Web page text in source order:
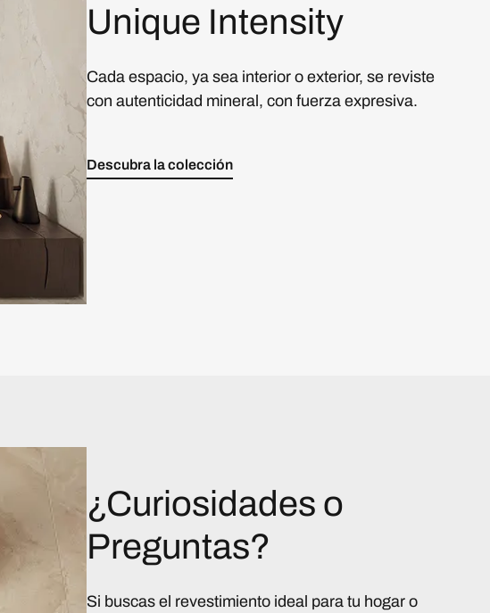
Unique Intensity
Cada espacio, ya sea interior o exterior, se reviste
con autenticidad mineral, con fuerza expresiva.
Descubra la colección
¿Curiosidades o
Preguntas?
Si buscas el revestimiento ideal para tu hogar o